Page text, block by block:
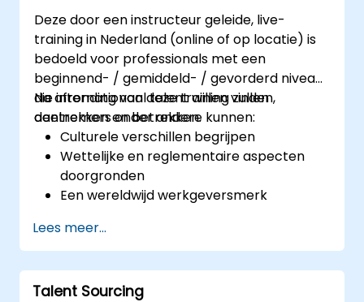
teamomgeving creëren.
Organisatiedoelstellingen en teamdoelen
afstemmen, veranderingen doeltreffend
beheren en een innovatieve en flexibele
bedrijfscultuur ontwikkelen.
Deze door een instructeur geleide, live-
training in Nederland (online of op locatie) is
bedoeld voor professionals met een
beginnend- / gemiddeld- / gevorderd niveau
die internationaal talent willen vinden,
aantrekken en betrekken.
Na afronding van deze training zullen
deelnemers onder andere kunnen:
Culturele verschillen begrijpen
Wettelijke en reglementaire aspecten
doorgronden
Een wereldwijd werkgeversmerk
Toegang krijgen tot internationale talent-
en wervingskanalen
Lees meer...
Talent Sourcing